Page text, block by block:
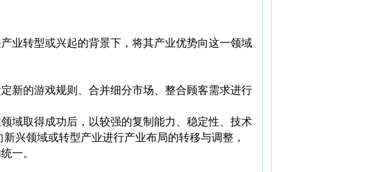
业转型或兴起的背景下，将其产业优势向这一领域
新的游戏规则、合并细分市场、整合顾客需求进行
域取得成功后，以较强的复制能力、稳定性、技术
兴领域或转型产业进行产业布局的转移与调整，
一。